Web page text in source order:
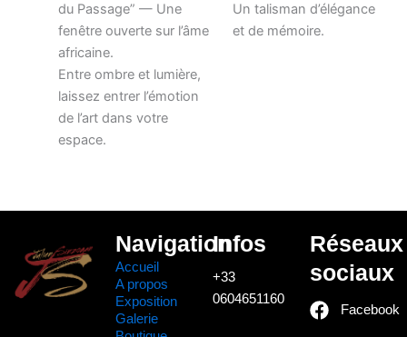
du Passage” — Une
fenêtre ouverte sur l’âme
africaine.
Entre ombre et lumière,
laissez entrer l’émotion
de l’art dans votre
espace.
Un talisman d’élégance
et de mémoire.
Navigation
Accueil
A propos
Exposition
Galerie
Infos
+33
0604651160
Réseaux
sociaux
Facebook